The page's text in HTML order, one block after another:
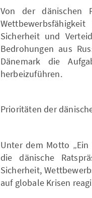
Von der dänischen
Sicherheit und
Bedrohungen aus
Dänemark die
herbeizuführen.
Prioritäten der
Unter dem Motto
die dänische
Sicherheit,
auf globale Krisen